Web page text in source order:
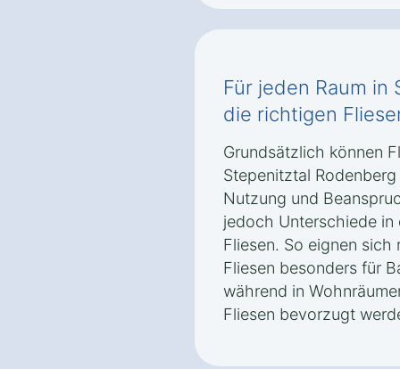
Für jeden Raum
die richtigen
Grundsätzlich können
Stepenitztal
Nutzung und
jedoch Unterschiede
Fliesen. So eignen
Fliesen besonders für
während in
Fliesen bevorzugt